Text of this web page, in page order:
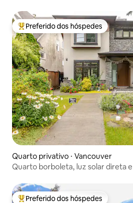
Entre os melhores preferidos dos
Preferido dos hóspedes
Quarto privativo ⋅ Vancouver
Quarto borboleta, luz solar direta
Preferido dos hóspedes